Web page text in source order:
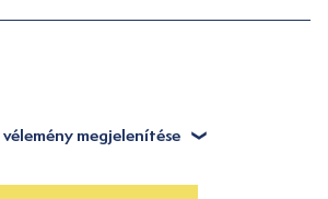
megjelenítése